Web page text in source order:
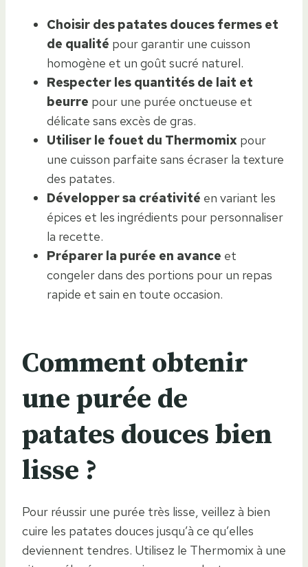
Choisir des patates douces fermes et
de qualité pour garantir une cuisson
homogène et un goût sucré naturel.
Respecter les quantités de lait et
beurre pour une purée onctueuse et
délicate sans excès de gras.
Utiliser le fouet du Thermomix pour
une cuisson parfaite sans écraser la texture
des patates.
Développer sa créativité en variant les
épices et les ingrédients pour personnaliser
la recette.
Préparer la purée en avance et
congeler dans des portions pour un repas
rapide et sain en toute occasion.
Comment obtenir
une purée de
patates douces bien
lisse ?
Pour réussir une purée très lisse, veillez à bien
cuire les patates douces jusqu’à ce qu’elles
deviennent tendres. Utilisez le Thermomix à une